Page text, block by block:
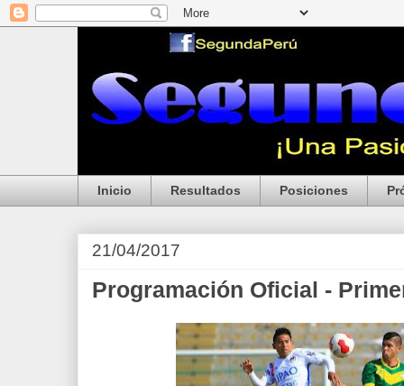
Inicio Resultados Posiciones
21/04/2017
Programación Oficial -